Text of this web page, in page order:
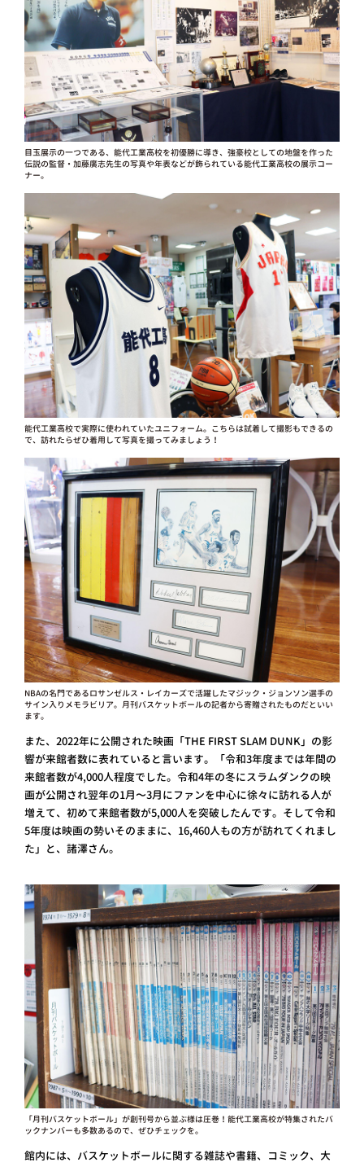
目玉展示の一つである、能代工業高校を初優勝に導き、強豪校としての地盤を作った
伝説の監督・加藤廣志先生の写真や年表などが飾られている能代工業高校の展示コー
ナー。
能代工業高校で実際に使われていたユニフォーム。こちらは試着して撮影もできるの
で、訪れたらぜひ着用して写真を撮ってみましょう！
NBAの名門であるロサンゼルス・レイカーズで活躍したマジック・ジョンソン選手の
サイン入りメモラビリア。月刊バスケットボールの記者から寄贈されたものだといい
ます。
また、2022年に公開された映画「THE FIRST SLAM DUNK」の影
響が来館者数に表れていると言います。「令和3年度までは年間の
来館者数が4,000人程度でした。令和4年の冬にスラムダンクの映
画が公開され翌年の1月〜3月にファンを中心に徐々に訪れる人が
増えて、初めて来館者数が5,000人を突破したんです。そして令和
5年度は映画の勢いそのままに、16,460人もの方が訪れてくれまし
た」と、諸澤さん。
「月刊バスケットボール」が創刊号から並ぶ様は圧巻！能代工業高校が特集されたバ
ックナンバーも多数あるので、ぜひチェックを。
館内には、バスケットボールに関する雑誌や書籍、コミック、大